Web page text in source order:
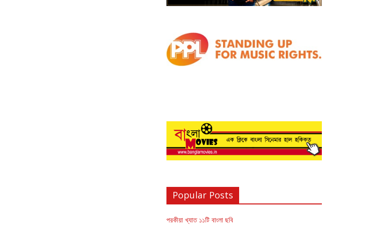
Popular Posts
পরকীয়া খ্যাত ১১টি বাংলা ছবি